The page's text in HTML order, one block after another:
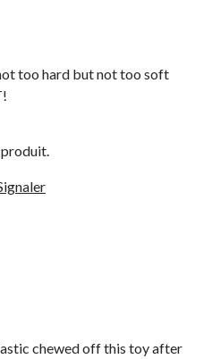
too hard but not too soft
chewed off this toy after